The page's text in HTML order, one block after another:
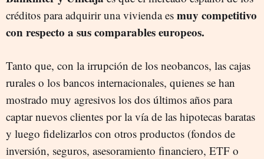
créditos para adquirir una vivienda es muy competitivo
con respecto a sus comparables europeos.
Tanto que, con la irrupción de los neobancos, las cajas
rurales o los bancos internacionales, quienes se han
mostrado muy agresivos los dos últimos años para
captar nuevos clientes por la vía de las hipotecas baratas
y luego fidelizarlos con otros productos (fondos de
inversión, seguros, asesoramiento financiero, ETF o